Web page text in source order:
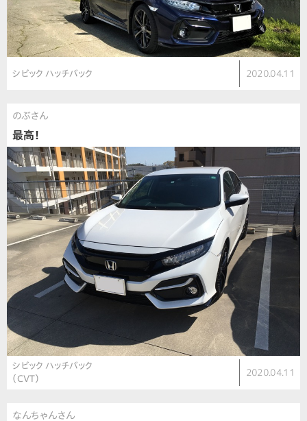
シビック ハッチバック 2020.04.11
のぶさん
最高！
シビック ハッチバック
（CVT）
2020.04.11
なんちゃんさん